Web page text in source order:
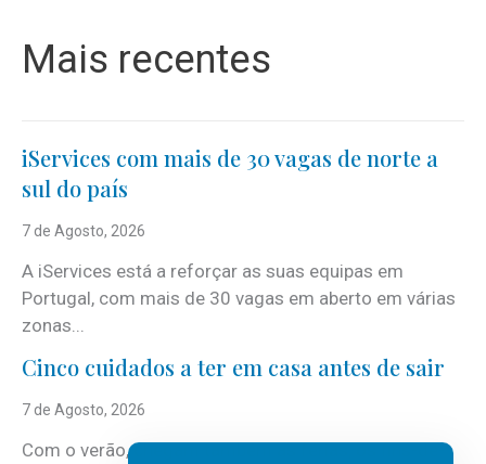
Mais recentes
iServices com mais de 30 vagas de norte a
sul do país
7 de Agosto, 2026
A iServices está a reforçar as suas equipas em
Portugal, com mais de 30 vagas em aberto em várias
zonas...
Cinco cuidados a ter em casa antes de sair
7 de Agosto, 2026
Com o verão, chegam também as férias, os fins-de-